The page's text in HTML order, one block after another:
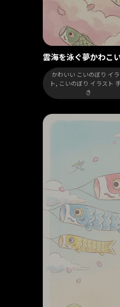
雲海を泳ぐ夢かわこ
かわいい こいのぼり イラ
ト, こいのぼり イラスト
き